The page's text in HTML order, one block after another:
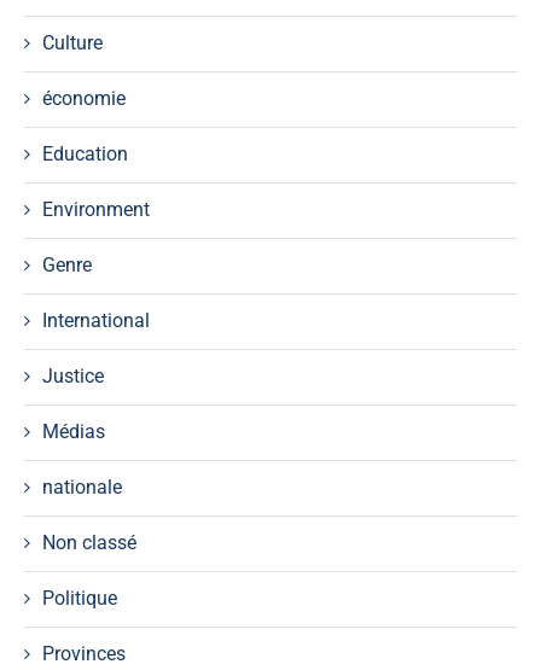
Culture
économie
Education
Environment
Genre
International
Justice
Médias
nationale
Non classé
Politique
Provinces